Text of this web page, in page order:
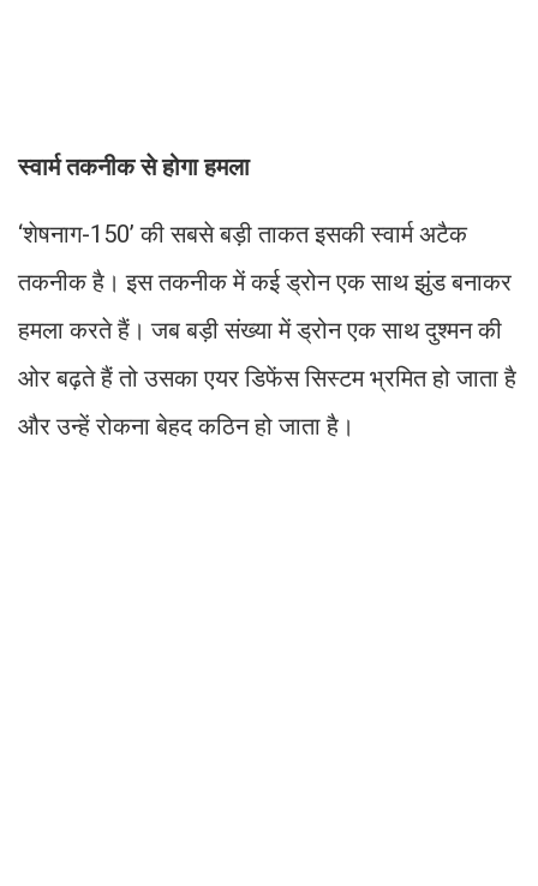
स्वार्म तकनीक से होगा हमला
‘शेषनाग-150’ की सबसे बड़ी ताकत इसकी स्वार्म अटैक
तकनीक है। इस तकनीक में कई ड्रोन एक साथ झुंड बनाकर
हमला करते हैं। जब बड़ी संख्या में ड्रोन एक साथ दुश्मन की
ओर बढ़ते हैं तो उसका एयर डिफेंस सिस्टम भ्रमित हो जाता है
और उन्हें रोकना बेहद कठिन हो जाता है।